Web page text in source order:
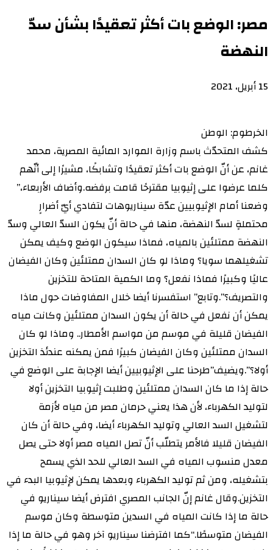
مصر: الوضع بات أكثر تعقيدًا بشأن سدّ
النهضة
15 أبريل، 2021
الخرطوم: الوطن
كشف المتحدّث باسم وزارة الموارد المائية المصرية، محمد
غانم، عن أنّ الوضع بات أكثر تعقيدًا وتشابكًا، مشيرًا إلى أنّهم
كلما عرضوا على إثيوبيا مقترحًا قامت برفضه.وأضاف الأربعاء،”
وضعنا أمام الإثيوبيين عدّة سيناريوهات لتفادي أيّ أضرارٍ
محتملةٍ لسدّ النهضة، منها في حالة أنّ يكون السدّ العالي وسدّ
النهضة ممتلئين بالمياه، فماذا سيكون الوضع وكيف يمكن
تشغيلهما سويا؟ وماذا لو كان السدان ممتلئين وكان الفيضان
عاليًا وكبيرًا فماذا نفعل؟ وما الكمية المتاحة للتخزين
والتصريف؟”.وتابع” استفسرنا أيضا خلال المفاوضات حول ماذا
يمكن أن نفعل في حالة أن يكون السدان ممتلئين وكانت مياه
الفيضان قليلة في موسم من مواسم الأمطار.. وماذا لو كان
السدان ممتلئين وكان الفيضان كبيرًا فمن يمكنه عندئذ التخزين
أولا؟”.ويضيف”طرحنا على الإثيوبيين أيضا الإجابة على الوضع في
حالة إذا ما كان السدان ممتلئين وطلبت إثيوبيا التخزين أولا
لتوليد الكهرباء، لأن هذا يعني حرمان مصر من مياه لأزمة
لتشغيل السد العالي وتوليد الكهرباء أيضا، وفي حالة أن كان
الفيضان قليلا فالأمر يتطلّب أنّ تصل المياه مصر أولا حتى يصل
معدل منسوب المياه في السد العالي للحد الذي يسمح
بتشغيله، ومن ثم توليد الكهرباء وبعدها يمكن لإثيوبيا البدء في
التخزين.وقال غانم إنّ الجانب المصري افترض أيضا سيناريو في
حالة ما إذا كانت المياه في السدين متوسطة وكان موسم
الفيضان متوسطًا.“كما افترضنا سيناريو آخر وهو في حالة ما إذا